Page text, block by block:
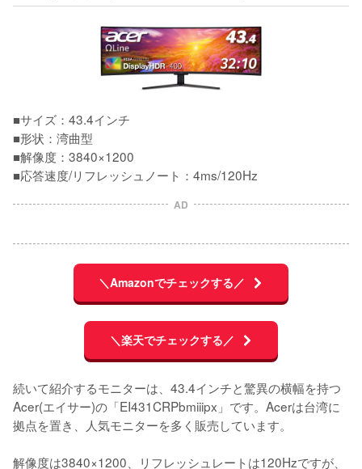
■サイズ：43.4インチ
■形状：湾曲型
■解像度：3840×1200
■応答速度/リフレッシュノート：4ms/120Hz
AD
＼Amazonでチェックする／
＼楽天でチェックする／
続いて紹介するモニターは、43.4インチと驚異の横幅を持つ
Acer(エイサー)の「EI431CRPbmiiipx」です。Acerは台湾に
拠点を置き、人気モニターを多く販売しています。
解像度は3840×1200、リフレッシュレートは120Hzですが、